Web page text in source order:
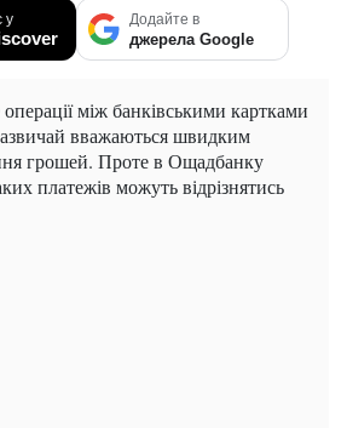
у Додайте в
джерела Google
між банківськими картками
вважаються швидким
грошей. Проте в Ощадбанку
платежів можуть відрізнятись